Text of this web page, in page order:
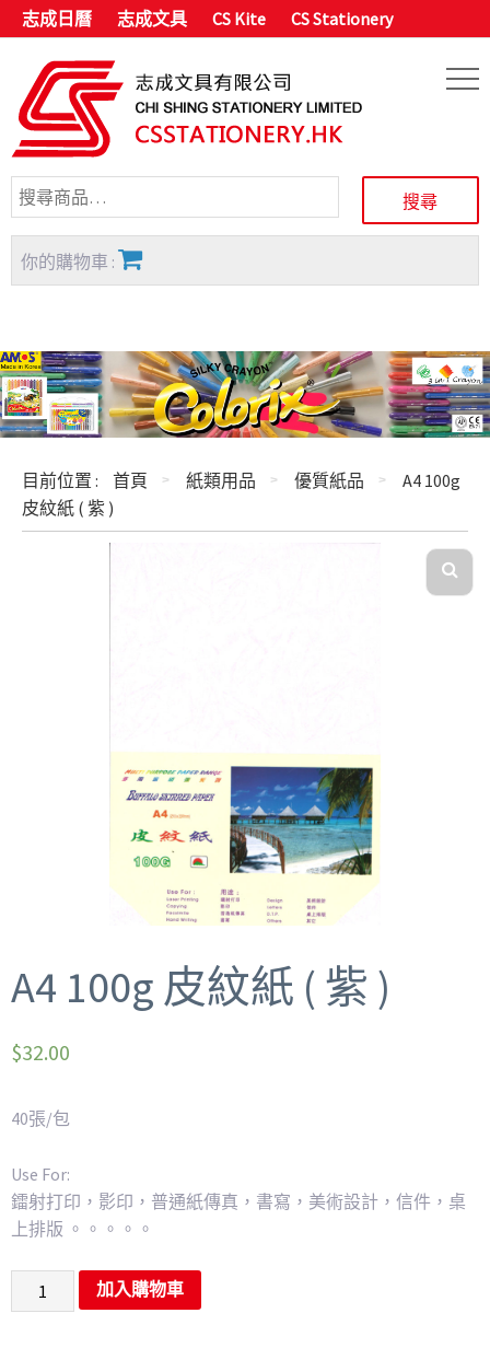
志成日曆 志成文具 CS Kite CS Stationery
你的購物車 :
目前位置 : 首頁 紙類用品 優質紙品
A4 100g
皮紋紙 ( 紫 )
A4 100g 皮紋紙 ( 紫 )
$32.00
40張/包
Use For:
鐳射打印，影印，普通紙傳真，書寫，美術設計，信件，桌
上排版 。。。。。
加入購物車